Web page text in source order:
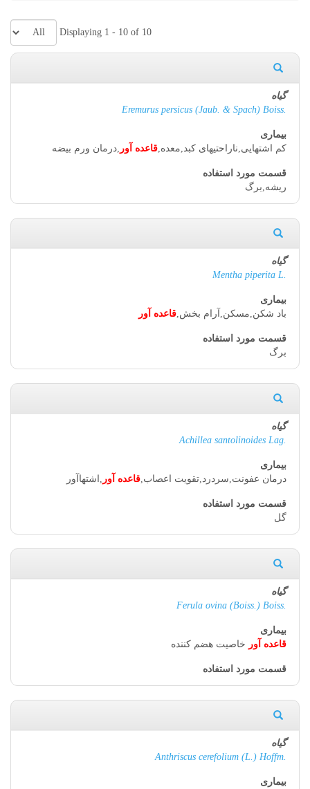
Displaying 1 - 10 of 10
Eremurus persicus (Jaub. & Spach) Boiss.
کم اشتهایی,ناراحتیهای کبد,معده, قاعده آور ,درمان ورم بیضه
ریشه,برگ
Mentha piperita L.
باد شکن,مسکن,آرام بخش, قاعده آور
برگ
Achillea santolinoides Lag.
درمان عفونت,سردرد,تقویت اعصاب, قاعده آور ,اشتهاآور
گل
Ferula ovina (Boiss.) Boiss.
قاعده آور خاصیت هضم کننده
Anthriscus cerefolium (L.) Hoffm.